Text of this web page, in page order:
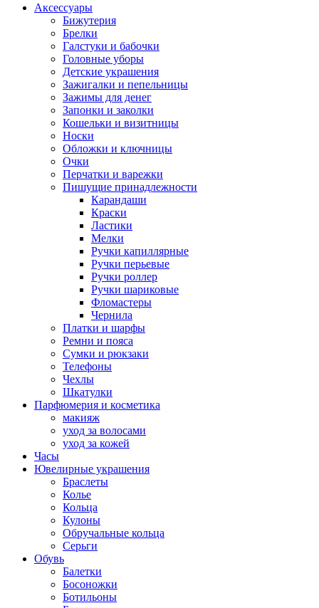
Аксессуары
Бижутерия
Брелки
Галстуки и бабочки
Головные уборы
Детские украшения
Зажигалки и пепельницы
Зажимы для денег
Запонки и заколки
Кошельки и визитницы
Носки
Обложки и ключницы
Очки
Перчатки и варежки
Пишущие принадлежности
Карандаши
Краски
Ластики
Мелки
Ручки капиллярные
Ручки перьевые
Ручки роллер
Ручки шариковые
Фломастеры
Чернила
Платки и шарфы
Ремни и пояса
Сумки и рюкзаки
Телефоны
Чехлы
Шкатулки
Парфюмерия и косметика
макияж
уход за волосами
уход за кожей
Часы
Ювелирные украшения
Браслеты
Колье
Кольца
Кулоны
Обручальные кольца
Серьги
Обувь
Балетки
Босоножки
Ботильоны